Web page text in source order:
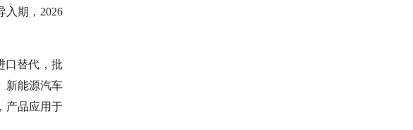
入期，2026
口替代，批
新能源汽车
产品应用于